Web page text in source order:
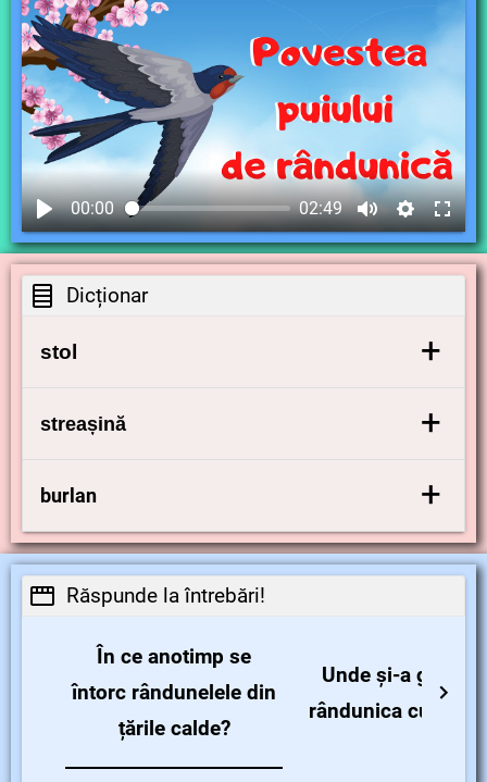
00:00 02:49
Dicționar
stol +
grup de păsări
streașină +
zona de sub acoperișul unei case
burlan +
construcție prin care se scurge apa de pe
acoperiș
Răspunde la întrebări!
În ce anotimp se
întorc rândunelele din
țările calde?
Unde și-a găsit
rândunica cuibul?